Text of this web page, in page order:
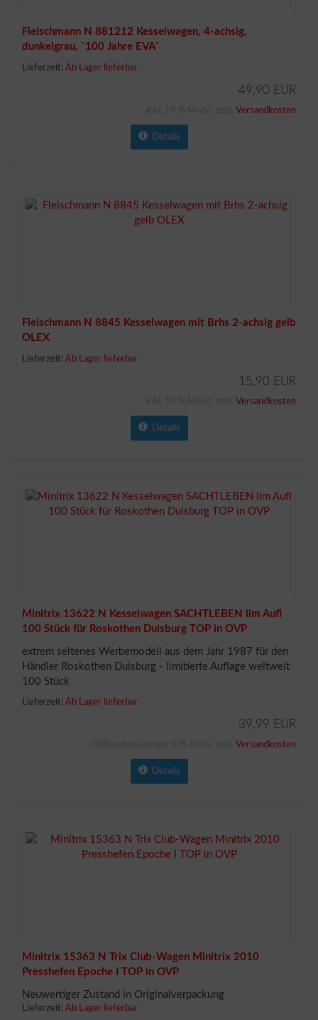
Fleischmann N 881212 Kesselwagen, 4-achsig,
dunkelgrau, `100 Jahre EVA`
Lieferzeit: Ab Lager lieferbar
49,90 EUR
Versandkosten
Details
Fleischmann N 8845 Kesselwagen mit Brhs 2-achsig gelb
OLEX
Lieferzeit: Ab Lager lieferbar
15,90 EUR
Versandkosten
Details
Minitrix 13622 N Kesselwagen SACHTLEBEN lim Aufl
100 Stück für Roskothen Duisburg TOP in OVP
extrem seltenes Werbemodell aus dem Jahr 1987 für den
Händler Roskothen Duisburg - limitierte Auflage weltweit
100 Stück
Lieferzeit: Ab Lager lieferbar
39,99 EUR
Versandkosten
Details
Minitrix 15363 N Trix Club-Wagen Minitrix 2010
Presshefen Epoche I TOP in OVP
Neuwertiger Zustand in Originalverpackung
Lieferzeit: Ab Lager lieferbar